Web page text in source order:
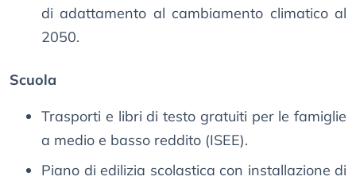
di adattamento al cambiamento climatico al
2050.
Scuola
Trasporti e libri di testo gratuiti per le famiglie
a medio e basso reddito (ISEE).
Piano di edilizia scolastica con installazione di